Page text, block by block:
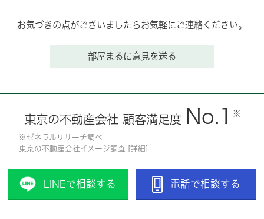
お気づきの点がございましたらお気軽にご連絡ください。
部屋まるに意見を送る
東京の不動産会社 顧客満足度 No.1 ※
※ゼネラルリサーチ調べ
東京の不動産会社イメージ調査 [詳細]
LINEで相談する 電話で相談する